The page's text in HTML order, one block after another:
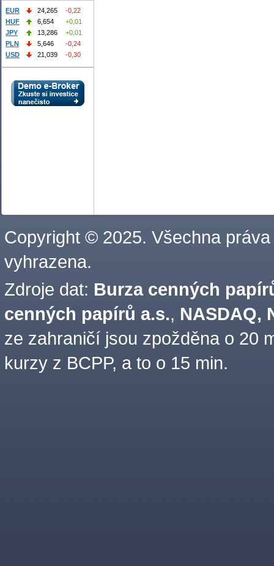
EUR 24,265
-0,22
HUF
6,654
+0,01
JPY
13,286
+0,01
PLN
5,646
-0,24
USD
21,039 -0,30
Copyright © 2025. Všechna práva
vyhrazena.
Zdroje dat: Burza cenných
cenných papírů a.s., NASDAQ,
ze zahraničí jsou zpožděna o 20
kurzy z BCPP, a to o 15 min.